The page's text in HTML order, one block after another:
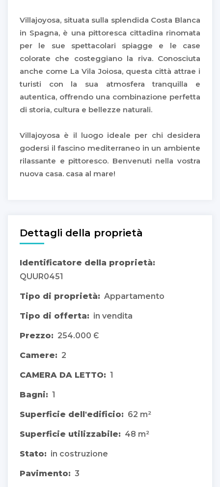
Villajoyosa, situata sulla splendida Costa Blanca
in Spagna, è una pittoresca cittadina rinomata
per le sue spettacolari spiagge e le case
colorate che costeggiano la riva. Conosciuta
anche come La Vila Joiosa, questa città attrae i
turisti con la sua atmosfera tranquilla e
autentica, offrendo una combinazione perfetta
di storia, cultura e bellezze naturali.
Villajoyosa è il luogo ideale per chi desidera
godersi il fascino mediterraneo in un ambiente
rilassante e pittoresco. Benvenuti nella vostra
nuova casa. casa al mare!
Dettagli della proprietà
Identificatore della proprietà:
QUUR0451
Tipo di proprietà: Appartamento
Tipo di offerta: in vendita
Prezzo: 254.000 Є
Camere: 2
CAMERA DA LETTO: 1
Bagni: 1
Superficie dell'edificio: 62 m²
Superficie utilizzabile: 48 m²
Stato: in costruzione
Pavimento: 3